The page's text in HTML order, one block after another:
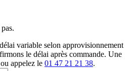
variable selon approvisionnement
le délai après commande. Une
ou appelez le 01 47 21 21 38.